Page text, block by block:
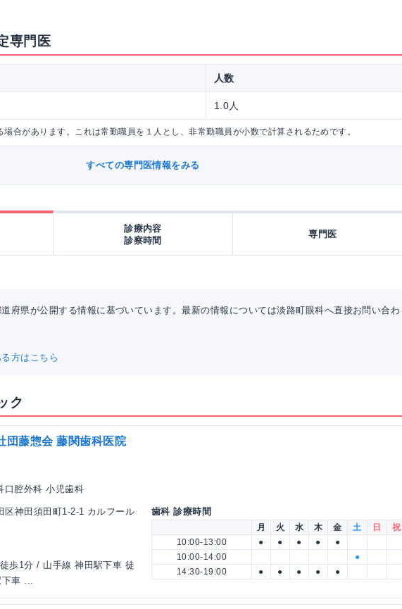
専門医
人数
1.0人
合があります。これは常勤職員を１人とし、非常勤職員が小数で計算されるためです。
すべての専門医情報をみる
診療内容
診察時間
専門医
府県が公開する情報に基づいています。最新の情報については淡路町眼科へ直接お問い合わ
方はこちら
ク
団藤惣会 藤関歯科医院
口腔外科 小児歯科
区神田須田町1-2-1 カルフール
歩1分 / 山手線 神田駅下車 徒
車 ...
歯科 診療時間
月 火 水 木 金 土 日
祝
10:00-13:00
● ● ● ●
●
10:00-14:00
●
14:30-19:00
● ● ● ● ●